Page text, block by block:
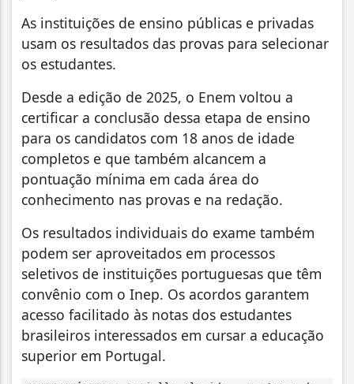
As instituições de ensino públicas e privadas
usam os resultados das provas para selecionar
os estudantes.
Desde a edição de 2025, o Enem voltou a
certificar a conclusão dessa etapa de ensino
para os candidatos com 18 anos de idade
completos e que também alcancem a
pontuação mínima em cada área do
conhecimento nas provas e na redação.
Os resultados individuais do exame também
podem ser aproveitados em processos
seletivos de instituições portuguesas que têm
convênio com o Inep. Os acordos garantem
acesso facilitado às notas dos estudantes
brasileiros interessados em cursar a educação
superior em Portugal.